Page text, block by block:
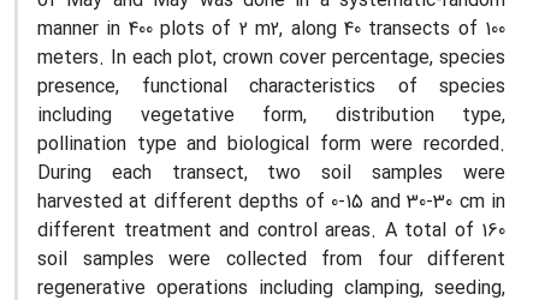
manner in 400 plots of 2 m2, along 40 transects of 100
meters. In each plot, crown cover percentage, species
presence, functional characteristics of species
including vegetative form, distribution type,
pollination type and biological form were recorded.
During each transect, two soil samples were
harvested at different depths of 0-15 and 30-30 cm in
different treatment and control areas. A total of 160
soil samples were collected from four different
regenerative operations including clamping, seeding,